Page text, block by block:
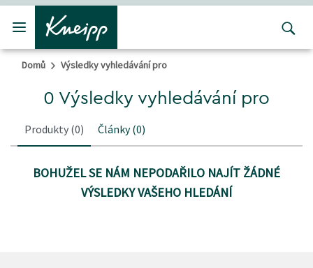
Přejít na hlavní obsah
Přejít na obsah patičky
Domů Výsledky vyhledávání pro
0 Výsledky vyhledávání pro
Produkty (0) Články(0)
BOHUŽEL SE NÁM NEPODAŘILO NAJÍT ŽÁDNÉ
VÝSLEDKY VAŠEHO HLEDÁNÍ